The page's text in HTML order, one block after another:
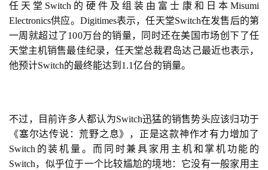
界
手
机
游
单
机
游
戏
任天堂Switch的硬件及组装由富士康和日本Misumi
Electronics供应。Digitimes表示，任天堂Switch在发售后的第
一周就超过了100万台的销量，同时还在美国市场创下了任
天堂主机销售最佳纪录，任天堂总裁君岛达己最近也表示，
他预计Switch的最终能达到1.1亿台的销量。
不过，目前许多人都认为Switch迅猛的销售势头应该归功于
《塞尔达传说：荒野之息》，正是这款神作才有力增加了
Switch的装机量。而同时兼具家用主机和掌机功能的
Switch，似乎位于一个比较尴尬的境地：它没有一般家用主